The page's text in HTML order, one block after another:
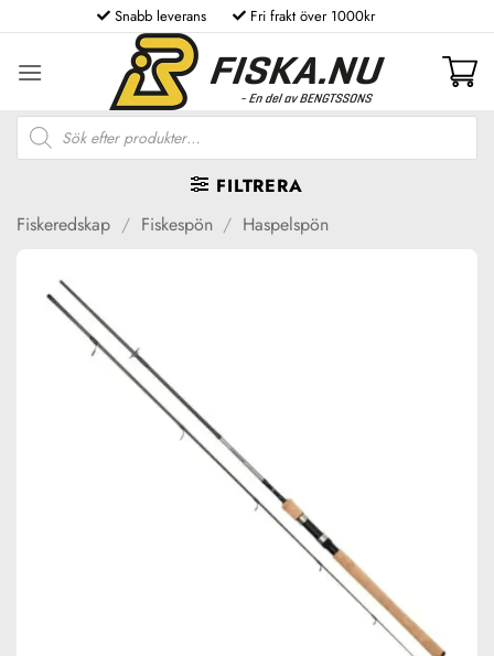
to
content
Snabb leverans Fri frakt över 1000kr
Produktsökning
FILTRERA
Fiskeredskap / Fiskespön / Haspelspön